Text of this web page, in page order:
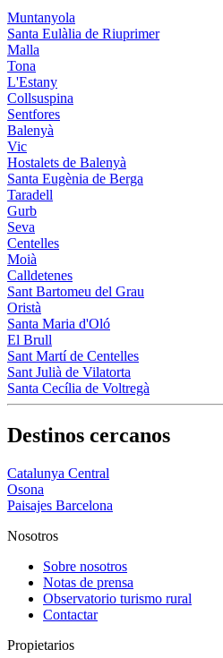
Muntanyola
Santa Eulàlia de Riuprimer
Malla
Tona
L'Estany
Collsuspina
Sentfores
Balenyà
Vic
Hostalets de Balenyà
Santa Eugènia de Berga
Taradell
Gurb
Seva
Centelles
Moià
Calldetenes
Sant Bartomeu del Grau
Oristà
Santa Maria d'Oló
El Brull
Sant Martí de Centelles
Sant Julià de Vilatorta
Santa Cecília de Voltregà
Destinos cercanos
Catalunya Central
Osona
Paisajes Barcelona
Nosotros
Sobre nosotros
Notas de prensa
Observatorio turismo rural
Contactar
Propietarios